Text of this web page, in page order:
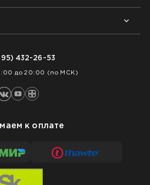
432-26-53
до 20:00 (по МСК)
к оплате